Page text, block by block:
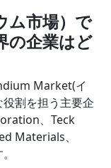
市場）で
の企業はど
Market(イ
割を担う主要企
、Teck
Materials、